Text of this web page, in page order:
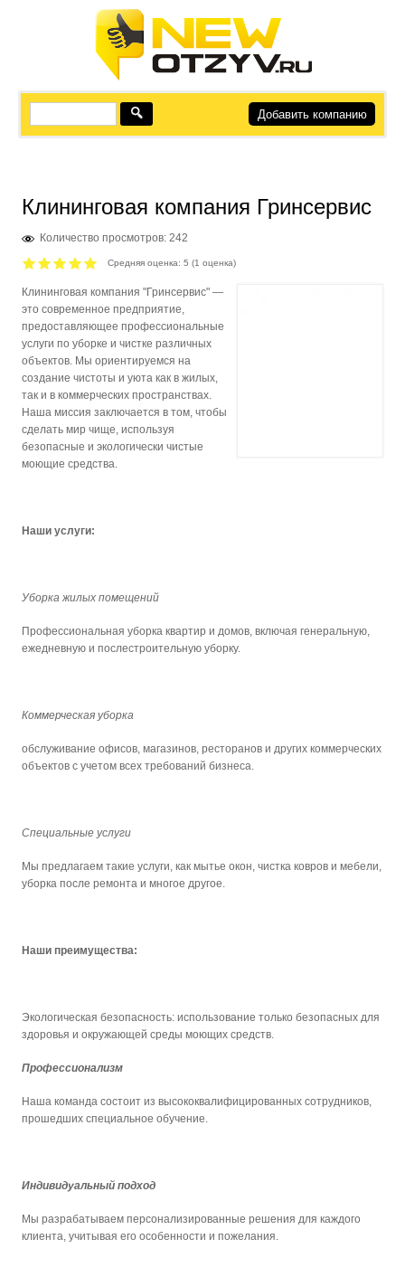
Добавить компанию
Клининговая компания Гринсервис
Количество просмотров: 242
Средняя оценка:5 (1 оценка)
Клининговая компания "Гринсервис" —
это современное предприятие,
предоставляющее профессиональные
услуги по уборке и чистке различных
объектов. Мы ориентируемся на
создание чистоты и уюта как в жилых,
так и в коммерческих пространствах.
Наша миссия заключается в том, чтобы
сделать мир чище, используя
безопасные и экологически чистые
моющие средства.
Наши услуги:
Уборка жилых помещений
Профессиональная уборка квартир и домов, включая генеральную,
ежедневную и послестроительную уборку.
Коммерческая уборка
обслуживание офисов, магазинов, ресторанов и других коммерческих
объектов с учетом всех требований бизнеса.
Специальные услуги
Мы предлагаем такие услуги, как мытье окон, чистка ковров и мебели,
уборка после ремонта и многое другое.
Наши преимущества:
Экологическая безопасность: использование только безопасных для
здоровья и окружающей среды моющих средств.
Профессионализм
Наша команда состоит из высококвалифицированных сотрудников,
прошедших специальное обучение.
Индивидуальный подход
Мы разрабатываем персонализированные решения для каждого
клиента, учитывая его особенности и пожелания.